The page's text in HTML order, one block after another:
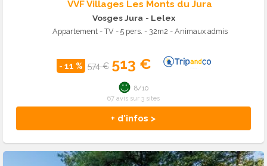
VVF Villages Les Monts du Jura
Vosges Jura - Lelex
Appartement - TV - 5 pers. - 32m2 - Animaux admis
- 11 % 574 € 513 €
+ d'infos >
8/10
67 avis sur 3 sites